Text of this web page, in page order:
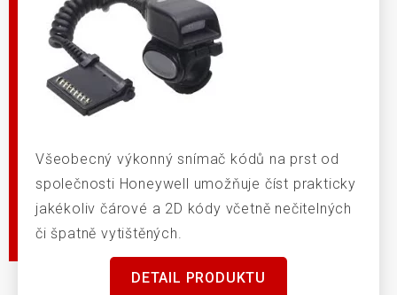
Všeobecný výkonný snímač kódů na prst od
společnosti Honeywell umožňuje číst prakticky
jakékoliv čárové a 2D kódy včetně nečitelných
či špatně vytištěných.
DETAIL PRODUKTU